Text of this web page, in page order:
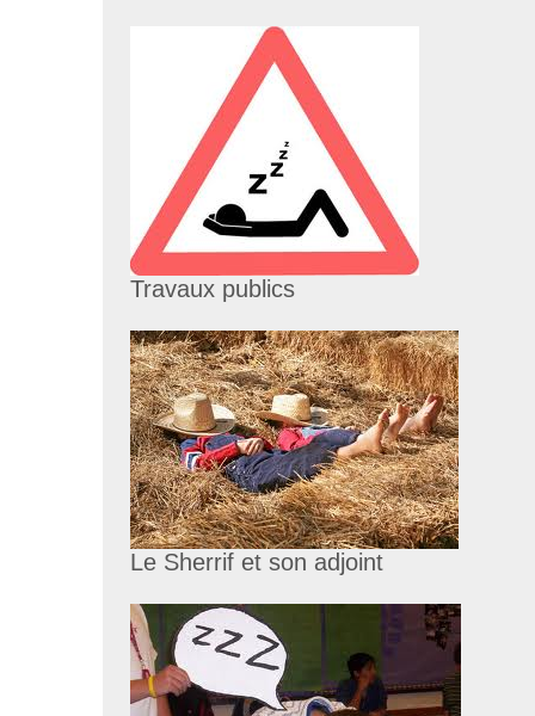
Travaux publics
Le Sherrif et son adjoint